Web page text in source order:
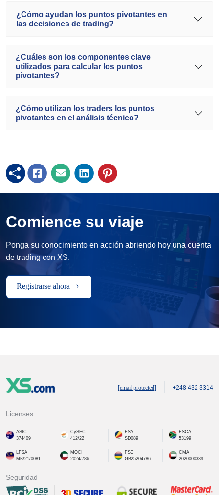
¿Cómo ayudan los puntos pivotantes en
las decisiones de trading?
¿Cuáles son los componentes clave
utilizados para calcular los puntos
pivotantes?
¿Cómo utilizan los traders los puntos
pivotantes en el análisis técnico?
Comience su viaje
Ponga su conocimiento en acción abriendo hoy una cuenta
de trading con XS.
Registrarse ahora
[email protected] +248 432 3314
Licenses
ASIC
374409
CySEC
412/22
FSA
SD089
FSCA
53199
LFSA
MB/21/0081
MOCI
2024/786
FSC
GB25204786
CMA
2020000339
Seguridad